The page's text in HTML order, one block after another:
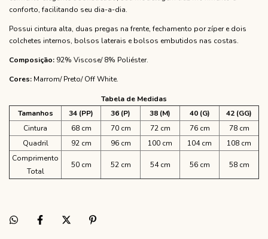
conforto, facilitando seu dia-a-dia.
Possui cintura alta, duas pregas na frente, fechamento por zíper e dois
colchetes internos, bolsos laterais e bolsos embutidos nas costas.
Composição: 92% Viscose/ 8% Poliéster.
Cores: Marrom/ Preto/ Off White.
Tabela de Medidas
Tamanhos
34 (PP) 36 (P) 38 (M) 40 (G)
42 (GG)
Cintura
68 cm 70 cm 72 cm 76 cm
78 cm
Quadril
92 cm 96 cm 100 cm 104 cm
108 cm
Comprimento
Total
50 cm 52 cm 54 cm 56 cm 58 cm